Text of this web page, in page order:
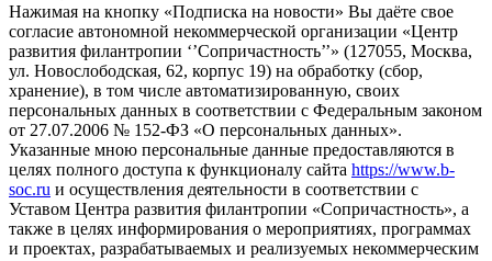
Нажимая на кнопку «Подписка на новости» Вы даёте свое
согласие автономной некоммерческой организации «Центр
развития филантропии ‘’Сопричастность’’» (127055, Москва,
ул. Новослободская, 62, корпус 19) на обработку (сбор,
хранение), в том числе автоматизированную, своих
персональных данных в соответствии с Федеральным законом
от 27.07.2006 № 152-ФЗ «О персональных данных».
Указанные мною персональные данные предоставляются в
целях полного доступа к функционалу сайта https://www.b-
soc.ru и осуществления деятельности в соответствии с
Уставом Центра развития филантропии «Сопричастность», а
также в целях информирования о мероприятиях, программах
и проектах, разрабатываемых и реализуемых некоммерческим